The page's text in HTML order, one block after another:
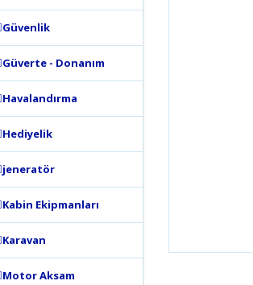
Güvenlik
Güverte - Donanım
Havalandırma
Hediyelik
jeneratör
Kabin Ekipmanları
Karavan
Motor Aksam